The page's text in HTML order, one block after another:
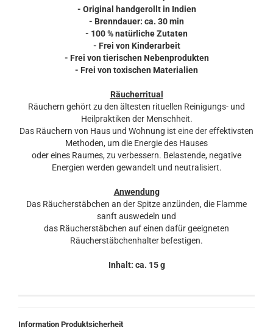
- Original handgerollt in Indien
- Brenndauer: ca. 30 min
- 100 % natürliche Zutaten
- Frei von Kinderarbeit
- Frei von tierischen Nebenprodukten
- Frei von toxischen Materialien
Räucherritual
Räuchern gehört zu den ältesten rituellen Reinigungs- und
Heilpraktiken der Menschheit.
Das Räuchern von Haus und Wohnung ist eine der effektivsten
Methoden, um die Energie des Hauses
oder eines Raumes, zu verbessern. Belastende, negative
Energien werden gewandelt und neutralisiert.
Anwendung
Das Räucherstäbchen an der Spitze anzünden, die Flamme
sanft auswedeln und
das Räucherstäbchen auf einen dafür geeigneten
Räucherstäbchenhalter befestigen.
Inhalt: ca. 15 g
Information Produktsicherheit